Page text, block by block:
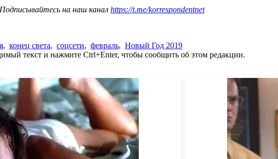
на наш канал https://t.me/korrespondentnet
, конец света, соцсети, февраль, Новый Год 2019
текст и нажмите Ctrl+Enter, чтобы сообщить об этом редакции.